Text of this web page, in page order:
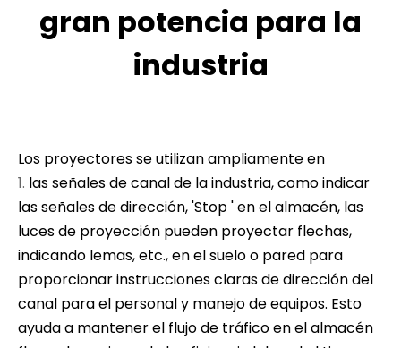
gran potencia para la
industria
Los proyectores se utilizan ampliamente en
las señales de canal de la industria, como indicar
las señales de dirección, 'Stop ' en el almacén, las
luces de proyección pueden proyectar flechas,
indicando lemas, etc., en el suelo o pared para
proporcionar instrucciones claras de dirección del
canal para el personal y manejo de equipos. Esto
ayuda a mantener el flujo de tráfico en el almacén